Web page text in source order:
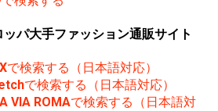
パ大手ファッション通販サイト
で検索する（日本語対応）
で検索する（日本語対応）
VIA ROMAで検索する（日本語対